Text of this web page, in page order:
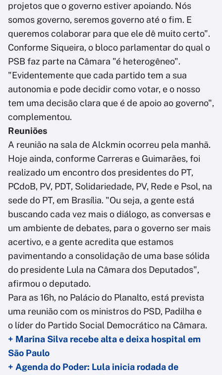
projetos que o governo estiver apoiando. Nós
somos governo, seremos governo até o fim. E
queremos colaborar para que ele dê muito certo".
Conforme Siqueira, o bloco parlamentar do qual o
PSB faz parte na Câmara "é heterogêneo".
"Evidentemente que cada partido tem a sua
autonomia e pode decidir como votar, e o nosso
tem uma decisão clara que é de apoio ao governo",
complementou.
Reuniões
A reunião na sala de Alckmin ocorreu pela manhã.
Hoje ainda, conforme Carreras e Guimarães, foi
realizado um encontro dos presidentes do PT,
PCdoB, PV, PDT, Solidariedade, PV, Rede e Psol, na
sede do PT, em Brasília. "Ou seja, a gente está
buscando cada vez mais o diálogo, as conversas e
um ambiente de debates, para o governo ser mais
acertivo, e a gente acredita que estamos
pavimentando a consolidação de uma base sólida
do presidente Lula na Câmara dos Deputados",
afirmou o deputado.
Para as 16h, no Palácio do Planalto, está prevista
uma reunião com os ministros do PSD, Padilha e
o líder do Partido Social Democrático na Câmara.
+ Marina Silva recebe alta e deixa hospital em
São Paulo
+ Agenda do Poder: Lula inicia rodada de